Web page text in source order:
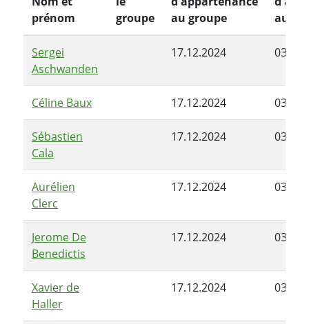
prénom
groupe
au groupe
au
Sergei
Aschwanden
17.12.2024
Céline Baux 17.12.2024
Sébastien
Cala
17.12.2024
Aurélien
Clerc
17.12.2024
Jerome De
Benedictis
17.12.2024
Xavier de
Haller
17.12.2024